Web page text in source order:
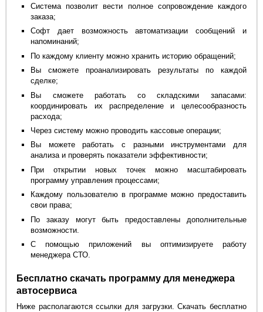
Система позволит вести полное сопровождение каждого
заказа;
Софт дает возможность автоматизации сообщений и
напоминаний;
По каждому клиенту можно хранить историю обращений;
Вы сможете проанализировать результаты по каждой
сделке;
Вы сможете работать со складскими запасами:
координировать их распределение и целесообразность
расхода;
Через систему можно проводить кассовые операции;
Вы можете работать с разными инструментами для
анализа и проверять показатели эффективности;
При открытии новых точек можно масштабировать
программу управления процессами;
Каждому пользователю в программе можно предоставить
свои права;
По заказу могут быть предоставлены дополнительные
возможности.
С помощью приложений вы оптимизируете работу
менеджера СТО.
Бесплатно скачать программу для менеджера
автосервиса
Ниже располагаются ссылки для загрузки. Скачать бесплатно